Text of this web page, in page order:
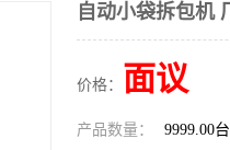
自动小袋拆包机
价格： 面议
产品数量： 9999.00台